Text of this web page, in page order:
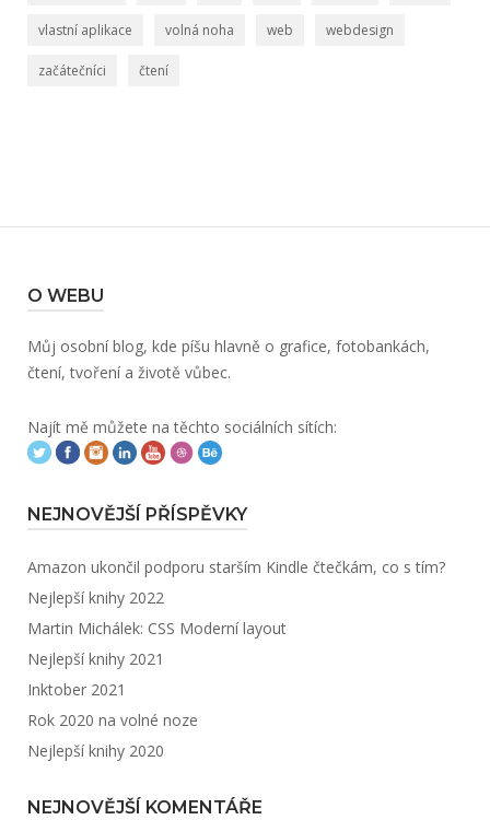
vlastní aplikace volná noha web webdesign
začátečníci čtení
O WEBU
Můj osobní blog, kde píšu hlavně o grafice, fotobankách,
čtení, tvoření a životě vůbec.
Najít mě můžete na těchto sociálních sítích:
NEJNOVĚJŠÍ PŘÍSPĚVKY
Amazon ukončil podporu starším Kindle čtečkám, co s tím?
Nejlepší knihy 2022
Martin Michálek: CSS Moderní layout
Nejlepší knihy 2021
Inktober 2021
Rok 2020 na volné noze
Nejlepší knihy 2020
NEJNOVĚJŠÍ KOMENTÁŘE